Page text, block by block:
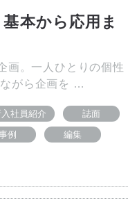
本から応用ま
画。一人ひとりの個性
がら企画を …
入社員紹介
誌面
例
編集